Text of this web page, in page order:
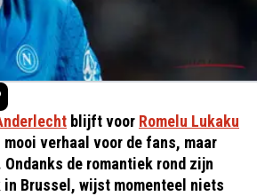
blijft voor Romelu Lukaku
verhaal voor de fans, maar
de romantiek rond zijn
Brussel, wijst momenteel niets